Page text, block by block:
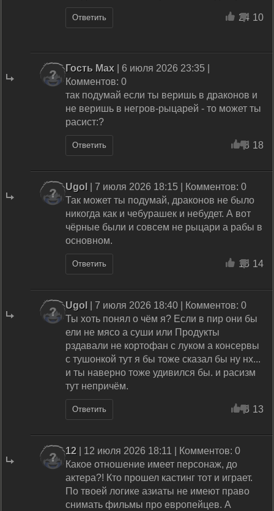
Ответить 24 10
Гость Max | 6 июля 2026 23:35 |
Комментов: 0
так подумай если ты веришь в драконов и
не веришь в негров-рыцарей - то может ты
расист:?
Ответить 8 18
Ugol | 7 июля 2026 18:15 | Комментов: 0
Так может ты подумай, драконов не было
никогда как и чебурашек и небудет. А вот
чёрные были и совсем не рыцари а рабы в
основном.
Ответить 15 14
Ugol | 7 июля 2026 18:40 | Комментов: 0
Ты хоть понял о чём я? Если в пир они бы
ели не мясо а суши или Продукты
рздавали не кортофан с луком а консервы
с тушонкой тут я бы тоже сказал бы ну нх...
и ты наверно тоже удивился бы. и расизм
тут непричём.
Ответить 5 13
12 | 12 июля 2026 18:11 | Комментов: 0
Какое отношение имеет персонаж, до
актера?! Кто прошел кастинг тот и играет.
По твоей логике азиаты не имеют право
снимать фильмы про европейцев. А